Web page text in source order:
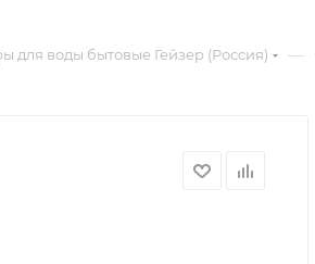
для воды бытовые Гейзер (Россия) —